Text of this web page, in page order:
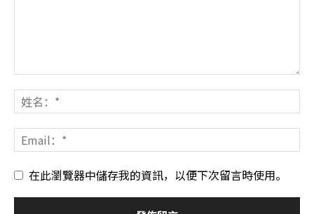
在此瀏覽器中儲存我的資訊，以便下次留言時使用。